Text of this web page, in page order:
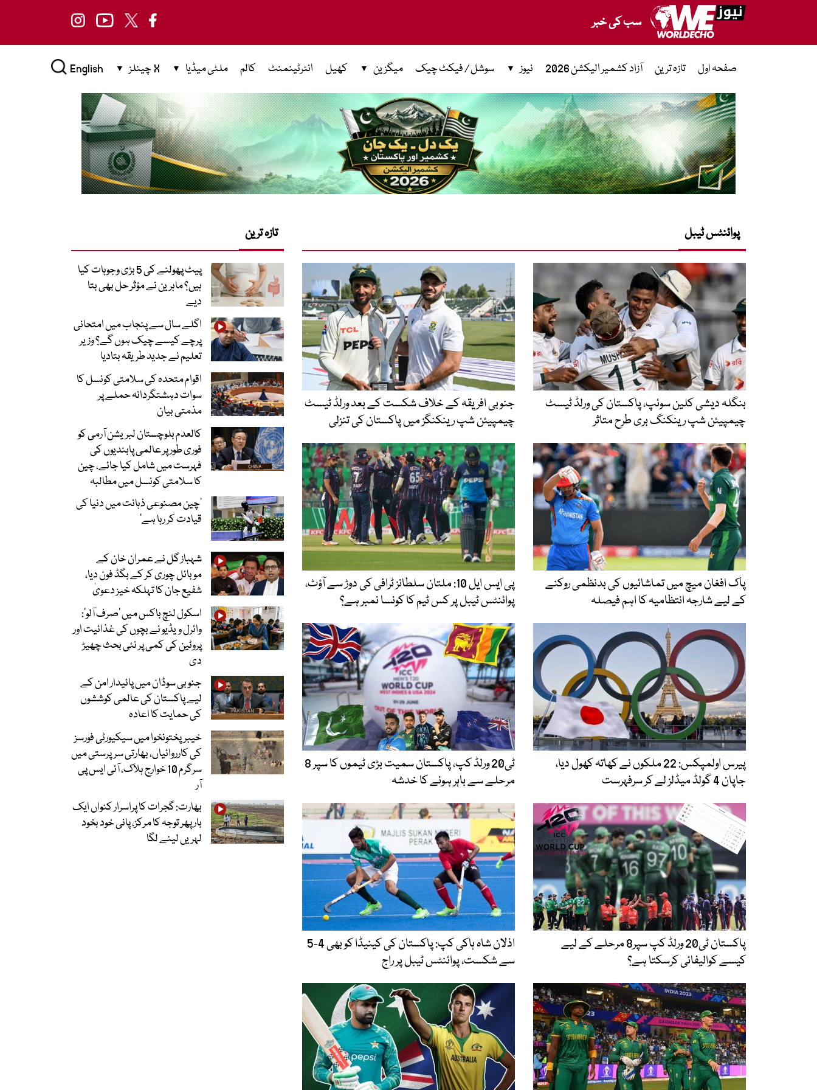
سب کی خبر
صفحہ اول تازہ ترین آزاد کشمیر الیکشن 2026 نیوز سوشل / فیکٹ چیک میگزین کھیل انٹرٹینمنٹ کالم ملٹی میڈیا X چینلز English
پوائنٹس ٹیبل
بنگلہ دیشی کلین سوئپ، پاکستان کی ورلڈ ٹیسٹ
چیمپیئن شپ رینکنگ بری طرح متاثر
جنوبی افریقہ کے خلاف شکست کے بعد ورلڈ ٹیسٹ
چیمپیئن شپ رینکنگز میں پاکستان کی تنزلی
پاک افغان میچ میں تماشائیوں کی بدنظمی روکنے
کے لیے شارجہ انتظامیہ کا اہم فیصلہ
پی ایس ایل 10: ملتان سلطانز ٹرافی کی دوڑ سے آؤٹ،
پوائنٹس ٹیبل پر کس ٹیم کا کونسا نمبر ہے؟
پیرس اولمپکس: 22 ملکوں نے کھاتہ کھول دیا،
جاپان 4 گولڈ میڈلز لے کر سرفہرست
ٹی20 ورلڈ کپ، پاکستان سمیت بڑی ٹیموں کا سپر 8
مرحلے سے باہر ہونے کا خدشہ
پاکستان ٹی20 ورلڈ کپ سپر8 مرحلے کے لیے
کیسے کوالیفائی کرسکتا ہے؟
اذلان شاہ ہاکی کپ: پاکستان کی کینیڈا کو بھی 4-5
سے شکست، پوائنٹس ٹیبل پر راج
تازہ ترین
پیٹ پھولنے کی 5 بڑی وجوہات کیا
ہیں؟ ماہرین نے مؤثر حل بھی بتا
دیے
اگلے سال سے پنجاب میں امتحانی
پرچے کیسے چیک ہوں گے؟ وزیر
تعلیم نے جدید طریقہ بتادیا
اقوام متحدہ کی سلامتی کونسل کا
سوات دہشتگردانہ حملے پر
مذمتی بیان
کالعدم بلوچستان لبریشن آرمی کو
فوری طور پر عالمی پابندیوں کی
فہرست میں شامل کیا جائے، چین
کا سلامتی کونسل میں مطالبہ
’چین مصنوعی ذہانت میں دنیا کی
قیادت کر رہا ہے‘
شہباز گل نے عمران خان کے
موبائل چوری کر کے بگڈ فون دیا،
شفیع جان کا تہلکہ خیز دعویٰ
اسکول لنچ باکس میں ‘صرف آلو’:
وائرل ویڈیو نے بچوں کی غذائیت اور
پروٹین کی کمی پر نئی بحث چھیڑ
دی
جنوبی سوڈان میں پائیدار امن کے
لیے پاکستان کی عالمی کوششوں
کی حمایت کا اعادہ
خیبرپختونخوا میں سیکیورٹی فورسز
کی کارروائیاں، بھارتی سرپرستی میں
سرگرم 10 خوارج ہلاک، آئی ایس پی
آر
بھارت: گجرات کا پراسرار کنواں ایک
بار پھر توجہ کا مرکز، پانی خود بخود
لہریں لینے لگا